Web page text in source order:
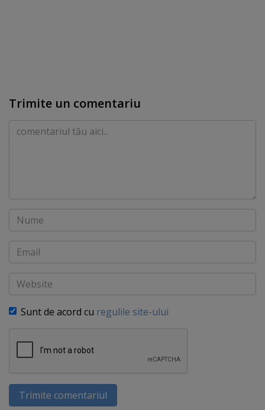
Trimite un comentariu
Comentariu
Nume
Email
Website
Sunt de acord cu regulile site-ului
Trimite comentariul